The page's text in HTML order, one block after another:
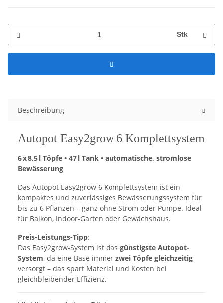
Stk
Beschreibung
Autopot Easy2grow 6 Komplettsystem
6 x 8,5 l Töpfe • 47 l Tank • automatische, stromlose
Bewässerung
Das Autopot Easy2grow 6 Komplettsystem ist ein
kompaktes und zuverlässiges Bewässerungssystem für
bis zu 6 Pflanzen – ganz ohne Strom oder Pumpe. Ideal
für Balkon, Indoor-Garten oder Gewächshaus.
Preis-Leistungs-Tipp:
Das Easy2grow-System ist das günstigste Autopot-
System, da eine Base immer zwei Töpfe gleichzeitig
versorgt – das spart Material und Kosten bei
gleichbleibender Effizienz.